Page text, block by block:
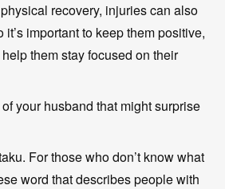
recovery, injuries can also
important to keep them positive,
them stay focused on their
your husband that might surprise
For those who don’t know what
word that describes people with